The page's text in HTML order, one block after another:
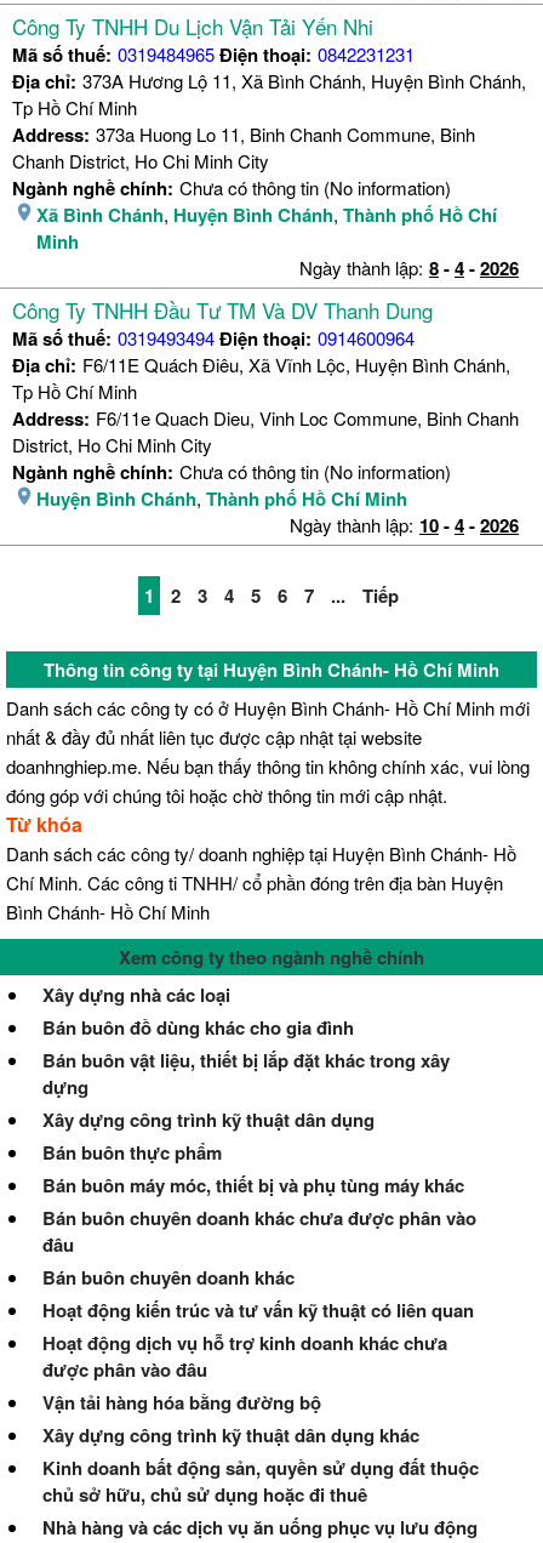
Công Ty TNHH Du Lịch Vận Tải Yến Nhi
Mã số thuế: 0319484965Điện thoại: 0842231231
Địa chỉ: 373A Hương Lộ 11, Xã Bình Chánh, Huyện Bình Chánh,
Tp Hồ Chí Minh
Address: 373a Huong Lo 11, Binh Chanh Commune, Binh
Chanh District, Ho Chi Minh City
Ngành nghề chính: Chưa có thông tin (No information)
Xã Bình Chánh, Huyện Bình Chánh, Thành phố Hồ Chí
Minh
Ngày thành lập: 8-4-2026
Công Ty TNHH Đầu Tư TM Và DV Thanh Dung
Mã số thuế: 0319493494Điện thoại: 0914600964
Địa chỉ: F6/11E Quách Điêu, Xã Vĩnh Lộc, Huyện Bình Chánh,
Tp Hồ Chí Minh
Address: F6/11e Quach Dieu, Vinh Loc Commune, Binh Chanh
District, Ho Chi Minh City
Ngành nghề chính: Chưa có thông tin (No information)
Huyện Bình Chánh, Thành phố Hồ Chí Minh
Ngày thành lập: 10-4-2026
1 2 3 4 5 6 7 ... Tiếp
Thông tin công ty tại Huyện Bình Chánh- Hồ Chí Minh
Danh sách các công ty có ở Huyện Bình Chánh- Hồ Chí Minh mới
nhất & đầy đủ nhất liên tục được cập nhật tại website
doanhnghiep.me. Nếu bạn thấy thông tin không chính xác, vui lòng
đóng góp với chúng tôi hoặc chờ thông tin mới cập nhật.
Từ khóa
Danh sách các công ty/ doanh nghiệp tại Huyện Bình Chánh- Hồ
Chí Minh. Các công ti TNHH/ cổ phần đóng trên địa bàn Huyện
Bình Chánh- Hồ Chí Minh
Xem công ty theo ngành nghề chính
Xây dựng nhà các loại
Bán buôn đồ dùng khác cho gia đình
Bán buôn vật liệu, thiết bị lắp đặt khác trong xây
dựng
Xây dựng công trình kỹ thuật dân dụng
Bán buôn thực phẩm
Bán buôn máy móc, thiết bị và phụ tùng máy khác
Bán buôn chuyên doanh khác chưa được phân vào
đâu
Bán buôn chuyên doanh khác
Hoạt động kiến trúc và tư vấn kỹ thuật có liên quan
Hoạt động dịch vụ hỗ trợ kinh doanh khác chưa
được phân vào đâu
Vận tải hàng hóa bằng đường bộ
Xây dựng công trình kỹ thuật dân dụng khác
Kinh doanh bất động sản, quyền sử dụng đất thuộc
chủ sở hữu, chủ sử dụng hoặc đi thuê
Nhà hàng và các dịch vụ ăn uống phục vụ lưu động